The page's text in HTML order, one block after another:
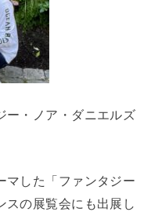
ー・ノア・ダニエルズ
マした「ファンタジー
スの展覧会にも出展し